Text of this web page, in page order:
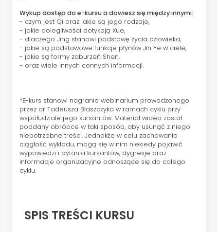
Wykup dostęp do e-kursu a dowiesz się między innymi:
- czym jest Qi oraz jakie są jego rodzaje,
- jakie dolegliwości dotykają Xue,
- dlaczego Jing stanowi podstawę życia człowieka,
- jakie są podstawowe funkcje płynów Jin Ye w ciele,
- jakie są formy zaburzeń Shen,
- oraz wiele innych cennych informacji.
*E-kurs stanowi nagranie webinarium prowadzonego
przez dr Tadeusza Błaszczyka w ramach cyklu przy
współudziale jego kursantów. Materiał wideo został
poddany obróbce w taki sposób, aby usunąć z niego
niepotrzebne treści. Jednakże w celu zachowania
ciągłość wykładu, mogą się w nim niekiedy pojawić
wypowiedzi i pytania kursantów, dygresje oraz
informacje organizacyjne odnoszące się do całego
cyklu.
SPIS TREŚCI KURSU